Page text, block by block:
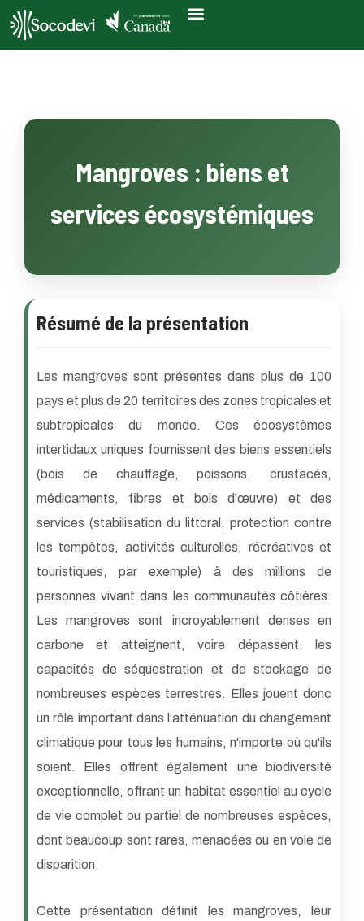
Mangroves : biens et
services écosystémiques
Résumé de la présentation
Les mangroves sont présentes dans plus de 100
pays et plus de 20 territoires des zones tropicales et
subtropicales du monde. Ces écosystèmes
intertidaux uniques fournissent des biens essentiels
(bois de chauffage, poissons, crustacés,
médicaments, fibres et bois d'œuvre) et des
services (stabilisation du littoral, protection contre
les tempêtes, activités culturelles, récréatives et
touristiques, par exemple) à des millions de
personnes vivant dans les communautés côtières.
Les mangroves sont incroyablement denses en
carbone et atteignent, voire dépassent, les
capacités de séquestration et de stockage de
nombreuses espèces terrestres. Elles jouent donc
un rôle important dans l'atténuation du changement
climatique pour tous les humains, n'importe où qu'ils
soient. Elles offrent également une biodiversité
exceptionnelle, offrant un habitat essentiel au cycle
de vie complet ou partiel de nombreuses espèces,
dont beaucoup sont rares, menacées ou en voie de
disparition.
Cette présentation définit les mangroves, leur